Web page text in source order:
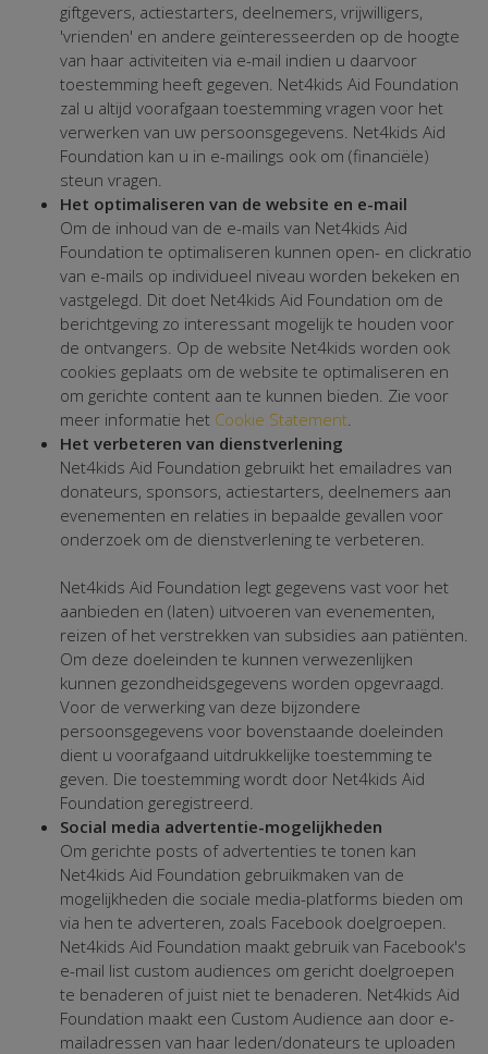
giftgevers, actiestarters, deelnemers, vrijwilligers,
'vrienden' en andere geïnteresseerden op de hoogte
van haar activiteiten via e-mail indien u daarvoor
toestemming heeft gegeven. Net4kids Aid Foundation
zal u altijd voorafgaan toestemming vragen voor het
verwerken van uw persoonsgegevens. Net4kids Aid
Foundation kan u in e-mailings ook om (financiële)
steun vragen.
Het optimaliseren van de website en e-mail
Om de inhoud van de e-mails van Net4kids Aid
Foundation te optimaliseren kunnen open- en clickratio
van e-mails op individueel niveau worden bekeken en
vastgelegd. Dit doet Net4kids Aid Foundation om de
berichtgeving zo interessant mogelijk te houden voor
de ontvangers. Op de website Net4kids worden ook
cookies geplaats om de website te optimaliseren en
om gerichte content aan te kunnen bieden. Zie voor
meer informatie het Cookie Statement.
Het verbeteren van dienstverlening
Net4kids Aid Foundation gebruikt het emailadres van
donateurs, sponsors, actiestarters, deelnemers aan
evenementen en relaties in bepaalde gevallen voor
onderzoek om de dienstverlening te verbeteren.
Net4kids Aid Foundation legt gegevens vast voor het
aanbieden en (laten) uitvoeren van evenementen,
reizen of het verstrekken van subsidies aan patiënten.
Om deze doeleinden te kunnen verwezenlijken
kunnen gezondheidsgegevens worden opgevraagd.
Voor de verwerking van deze bijzondere
persoonsgegevens voor bovenstaande doeleinden
dient u voorafgaand uitdrukkelijke toestemming te
geven. Die toestemming wordt door Net4kids Aid
Foundation geregistreerd.
Social media advertentie-mogelijkheden
Om gerichte posts of advertenties te tonen kan
Net4kids Aid Foundation gebruikmaken van de
mogelijkheden die sociale media-platforms bieden om
via hen te adverteren, zoals Facebook doelgroepen.
Net4kids Aid Foundation maakt gebruik van Facebook's
e-mail list custom audiences om gericht doelgroepen
te benaderen of juist niet te benaderen. Net4kids Aid
Foundation maakt een Custom Audience aan door e-
mailadressen van haar leden/donateurs te uploaden